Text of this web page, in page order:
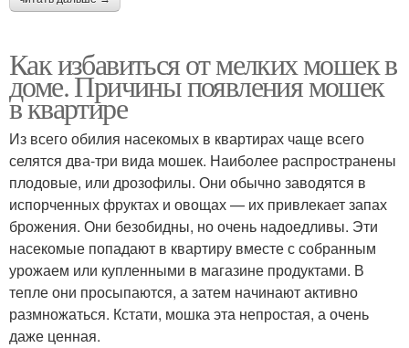
Как избавиться от мелких мошек в
доме. Причины появления мошек
в квартире
Из всего обилия насекомых в квартирах чаще всего
селятся два-три вида мошек. Наиболее распространены
плодовые, или дрозофилы. Они обычно заводятся в
испорченных фруктах и овощах — их привлекает запах
брожения. Они безобидны, но очень надоедливы. Эти
насекомые попадают в квартиру вместе с собранным
урожаем или купленными в магазине продуктами. В
тепле они просыпаются, а затем начинают активно
размножаться. Кстати, мошка эта непростая, а очень
даже ценная.